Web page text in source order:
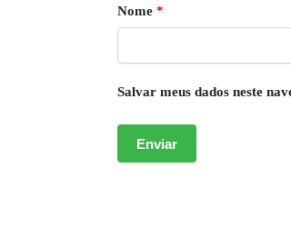
Nome *
Salvar meus dados neste